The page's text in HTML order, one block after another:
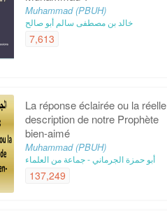
Muhammad (PBUH)
خالد بن مصطفى سالم أبو صالح
7,613
La réponse éclairée ou la réelle
description de notre Prophète
bien-aimé
Muhammad (PBUH)
أبو حمزة الجرماني - جماعة من العلماء
137,249